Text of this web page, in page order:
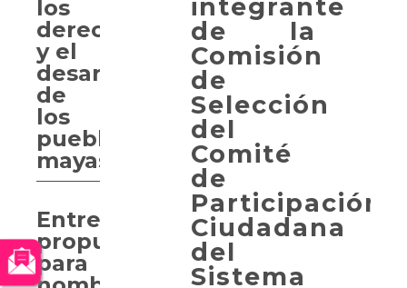
integrante
de la
Comisión
de
Selección
del
Comité
de
Participación
Ciudadana
del
Sistema
los
derechos
y el
desarrollo
de
los
pueblos
mayas
Entregan
propuesta
para